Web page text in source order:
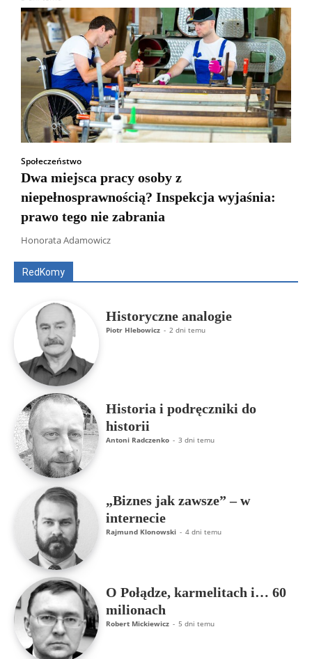
Społeczeństwo
Dwa miejsca pracy osoby z
niepełnosprawnością? Inspekcja wyjaśnia:
prawo tego nie zabrania
Honorata Adamowicz
RedKomy
Wszyscy Aleksander Borowik
ks. Jarosław Wąsowicz SDB
Historyczne analogie
Piotr Hlebowicz - 2 dni temu
Historia i podręczniki do
historii
Antoni Radczenko - 3 dni temu
„Biznes jak zawsze” – w
internecie
Rajmund Klonowski - 4 dni temu
O Połądze, karmelitach i… 60
milionach
Robert Mickiewicz - 5 dni temu